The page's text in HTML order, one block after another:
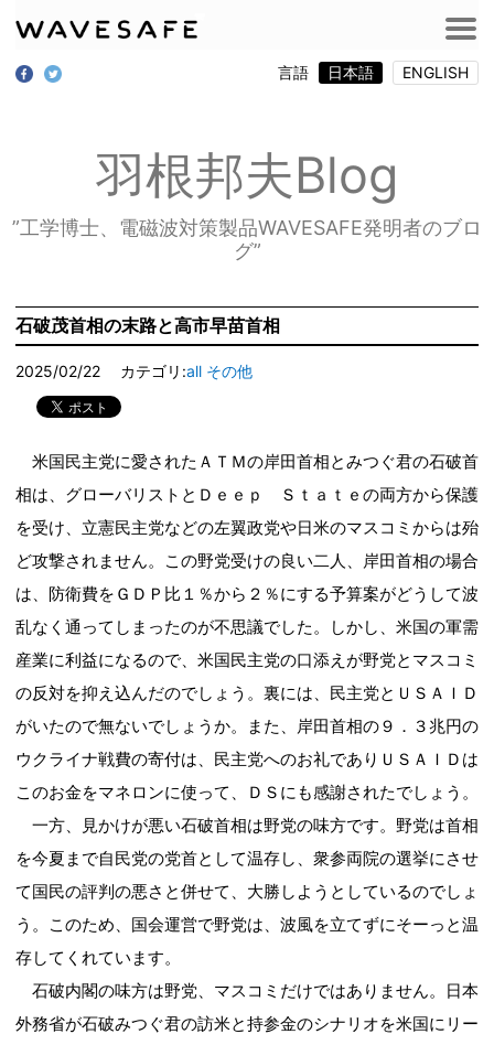
言語 日本語 ENGLISH
羽根邦夫Blog
”工学博士、電磁波対策製品WAVESAFE発明者のブロ
グ”
石破茂首相の末路と高市早苗首相
2025/02/22 カテゴリ:all その他
米国民主党に愛されたＡＴＭの岸田首相とみつぐ君の石破首
相は、グローバリストとＤｅｅｐ Ｓｔａｔｅの両方から保護
を受け、立憲民主党などの左翼政党や日米のマスコミからは殆
ど攻撃されません。この野党受けの良い二人、岸田首相の場合
は、防衛費をＧＤＰ比１％から２％にする予算案がどうして波
乱なく通ってしまったのが不思議でした。しかし、米国の軍需
産業に利益になるので、米国民主党の口添えが野党とマスコミ
の反対を抑え込んだのでしょう。裏には、民主党とＵＳＡＩＤ
がいたので無ないでしょうか。また、岸田首相の９．３兆円の
ウクライナ戦費の寄付は、民主党へのお礼でありＵＳＡＩＤは
このお金をマネロンに使って、ＤＳにも感謝されたでしょう。
一方、見かけが悪い石破首相は野党の味方です。野党は首相
を今夏まで自民党の党首として温存し、衆参両院の選挙にさせ
て国民の評判の悪さと併せて、大勝しようとしているのでしょ
う。このため、国会運営で野党は、波風を立てずにそーっと温
存してくれています。
石破内閣の味方は野党、マスコミだけではありません。日本
外務省が石破みつぐ君の訪米と持参金のシナリオを米国にリー